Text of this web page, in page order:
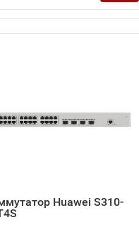
Huawei S310-